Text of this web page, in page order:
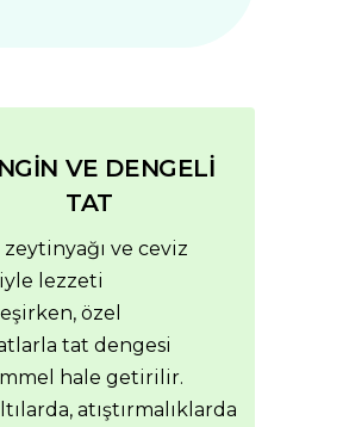
VE DENGELİ
TAT
zeytinyağı ve ceviz
lezzeti
özel
tat dengesi
hale getirilir.
atıştırmalıklarda